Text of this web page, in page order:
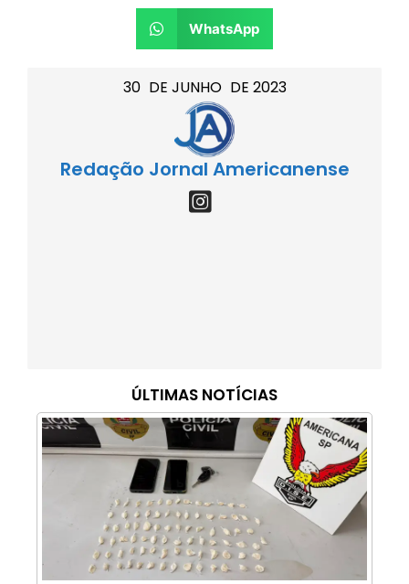
30 DE JUNHO DE 2023
Redação Jornal Americanense
ÚLTIMAS NOTÍCIAS
WhatsApp